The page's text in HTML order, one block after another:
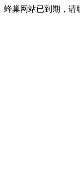
蜂巢网站已到期，请